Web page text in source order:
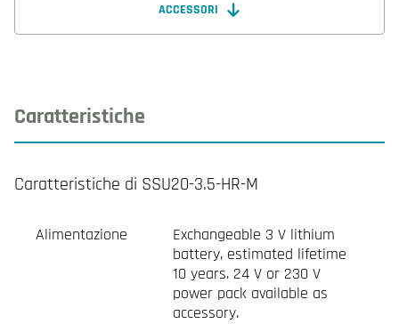
ACCESSORI
Caratteristiche
Caratteristiche di SSU20-3.5-HR-M
Alimentazione
Exchangeable 3 V lithium
battery, estimated lifetime
10 years. 24 V or 230 V
power pack available as
accessory.